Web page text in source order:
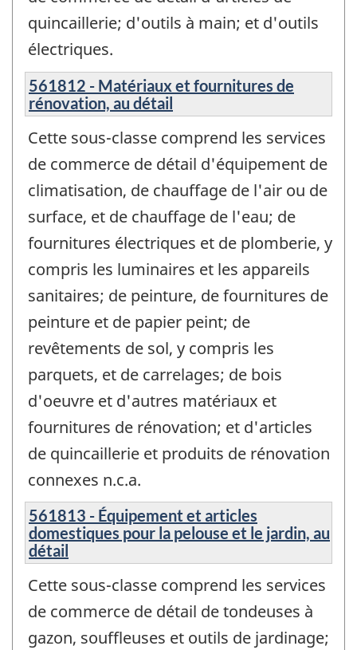
quincaillerie; d'outils à main; et d'outils
électriques.
561812 - Matériaux et fournitures de
rénovation, au détail
Cette sous-classe comprend les services
de commerce de détail d'équipement de
climatisation, de chauffage de l'air ou de
surface, et de chauffage de l'eau; de
fournitures électriques et de plomberie, y
compris les luminaires et les appareils
sanitaires; de peinture, de fournitures de
peinture et de papier peint; de
revêtements de sol, y compris les
parquets, et de carrelages; de bois
d'oeuvre et d'autres matériaux et
fournitures de rénovation; et d'articles
de quincaillerie et produits de rénovation
connexes n.c.a.
561813 - Équipement et articles
domestiques pour la pelouse et le jardin, au
détail
Cette sous-classe comprend les services
de commerce de détail de tondeuses à
gazon, souffleuses et outils de jardinage;